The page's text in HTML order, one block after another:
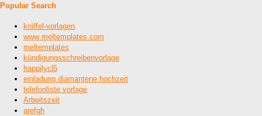
Popular Search
kniffel-vorlagen
www meltemplates com
meltemplates
kündigungsschreibenvorlage
happilycl5
einladung diamantene hochzeit
telefonliste vorlage
Arbeitszeit
arefgh